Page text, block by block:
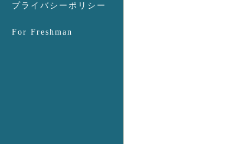
プライバシーポリシー
For Freshman